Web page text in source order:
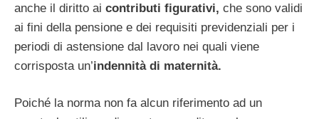
anche il diritto ai contributi figurativi, che sono validi
ai fini della pensione e dei requisiti previdenziali per i
periodi di astensione dal lavoro nei quali viene
corrisposta un’indennità di maternità.
Poiché la norma non fa alcun riferimento ad un